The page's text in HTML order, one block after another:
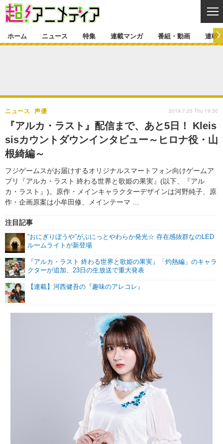
ゲーム・アプリ マンガ
グッズ イベント
舞台 新帝スタ
特集一覧 カバー
ラキりす
連載マンガ
番組・動画
番組・動画一覧 ラジオ
連載・ブログ
連載・ブログ一覧
編集部ブログ・お知らせ
ホーム ニュース 特集 連載マンガ 番組・動画 連載
『アルカ・ラスト』配信まで、あと5日！ Kleis
sisカウントダウンインタビュー～ヒロナ役・山
根綺編～
フジゲームスがお届けするオリジナルスマートフォン向けゲームア
プリ『アルカ・ラスト 終わる世界と歌姫の果実』(以下、『アル
カ・ラスト』)。原作・メインキャラクターデザインは河野純子、原
作・企画原案は小牟田修、メインテーマ …
ニュース 声優
注目記事
“おにぎりぼうや”がぷにっとやわらか発光☆ 存在感抜群なのLED
ルームライトが新登場
『アルカ・ラスト 終わる世界と歌姫の果実』「灼熱編」のキャラ
クターが追加、23日の生放送で重大発表
【連載】河西健吾の『趣味のアレコレ』
2019.7.25 Thu 19:30